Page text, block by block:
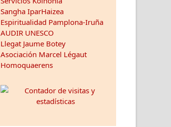
Sangha IparHaizea
Espiritualidad Pamplona-Iruña
AUDIR UNESCO
Llegat Jaume Botey
Asociación Marcel Légaut
Homoquaerens